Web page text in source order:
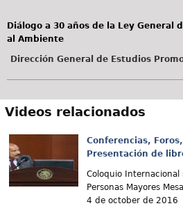
Diálogo a 30 años de la Ley General
al Ambiente
Dirección General de Estudios
Videos relacionados
Conferencias,
Presentación de
Coloquio Internacional
Personas Mayores
4 de october de 2016